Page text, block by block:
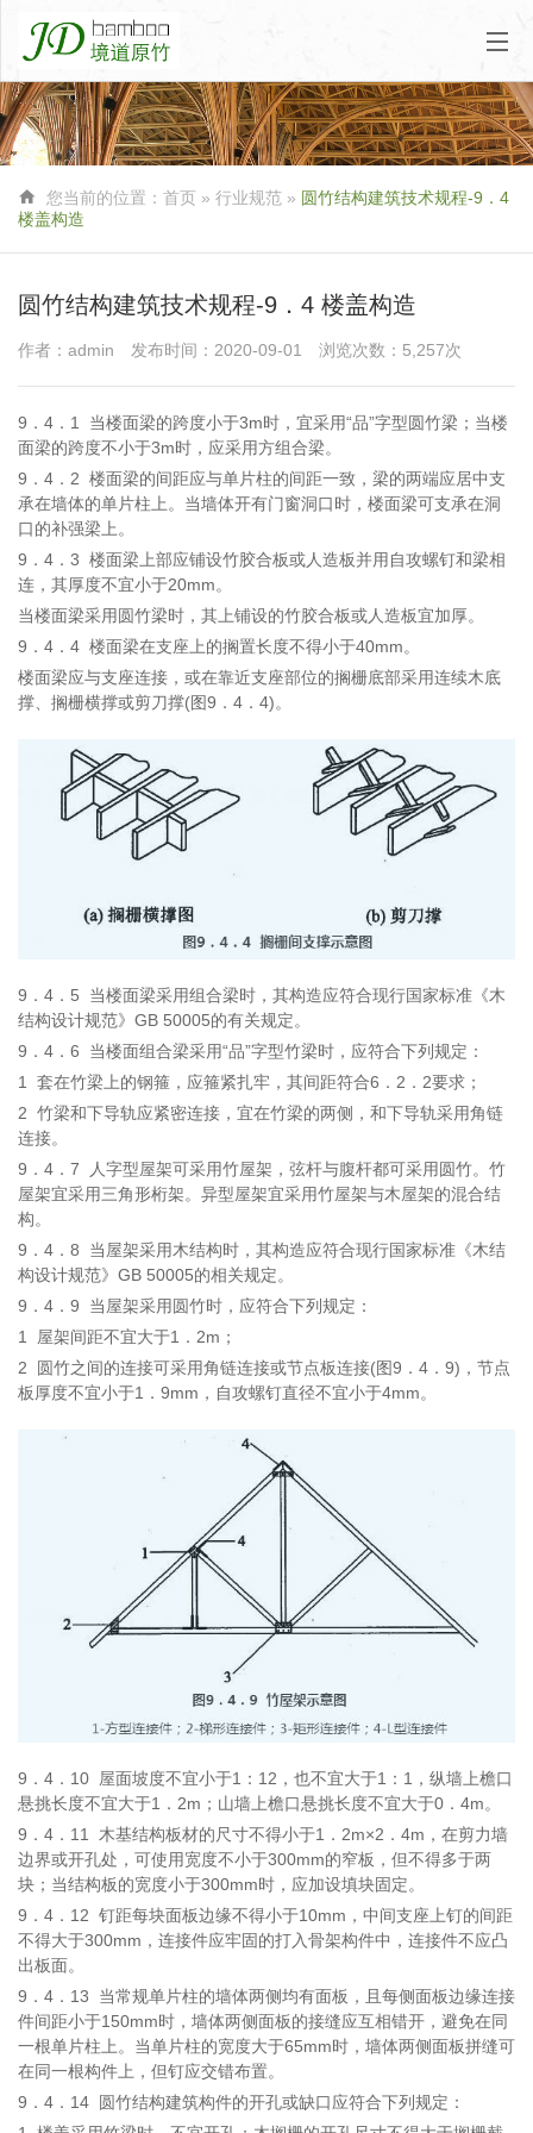
 您当前的位置： 首页 » 行业规范 » 圆竹结构建筑技术规程-9．4
楼盖构造
圆竹结构建筑技术规程-9．4 楼盖构造
作者：admin 发布时间：2020-09-01 浏览次数：5,257次
9．4．1 当楼面梁的跨度小于3m时，宜采用“品”字型圆竹梁；当楼
面梁的跨度不小于3m时，应采用方组合梁。
9．4．2 楼面梁的间距应与单片柱的间距一致，梁的两端应居中支
承在墙体的单片柱上。当墙体开有门窗洞口时，楼面梁可支承在洞
口的补强梁上。
9．4．3 楼面梁上部应铺设竹胶合板或人造板并用自攻螺钉和梁相
连，其厚度不宜小于20mm。
当楼面梁采用圆竹梁时，其上铺设的竹胶合板或人造板宜加厚。
9．4．4 楼面梁在支座上的搁置长度不得小于40mm。
楼面梁应与支座连接，或在靠近支座部位的搁栅底部采用连续木底
撑、搁栅横撑或剪刀撑(图9．4．4)。
9．4．5 当楼面梁采用组合梁时，其构造应符合现行国家标准《木
结构设计规范》GB 50005的有关规定。
9．4．6 当楼面组合梁采用“品”字型竹梁时，应符合下列规定：
1 套在竹梁上的钢箍，应箍紧扎牢，其间距符合6．2．2要求；
2 竹梁和下导轨应紧密连接，宜在竹梁的两侧，和下导轨采用角链
连接。
9．4．7
人字型屋架可采用竹屋架，弦杆与腹杆都可采用圆竹。竹
屋架宜采用三角形桁架。异型屋架宜采用竹屋架与木屋架的混合结
构。
9．4．8 当屋架采用木结构时，其构造应符合现行国家标准《木结
构设计规范》GB 50005的相关规定。
9．4．9 当屋架采用圆竹时，应符合下列规定：
1
屋架间距不宜大于1．2m；
2
圆竹之间的连接可采用角链连接或节点板连接(图9．4．9)，节点
板厚度不宜小于1．9mm，自攻螺钉直径不宜小于4mm。
9．4．10
屋面坡度不宜小于1：12，也不宜大于1：1，纵墙上檐口
悬挑长度不宜大于1．2m；山墙上檐口悬挑长度不宜大于0．4m。
9．4．11 木基结构板材的尺寸不得小于1．2m×2．4m，在剪力墙
边界或开孔处，可使用宽度不小于300mm的窄板，但不得多于两
块；当结构板的宽度小于300mm时，应加设填块固定。
9．4．12 钉距每块面板边缘不得小于10mm，中间支座上钉的间距
不得大于300mm，连接件应牢固的打入骨架构件中，连接件不应凸
出板面。
9．4．13 当常规单片柱的墙体两侧均有面板，且每侧面板边缘连接
件间距小于150mm时，墙体两侧面板的接缝应互相错开，避免在同
一根单片柱上。当单片柱的宽度大于65mm时，墙体两侧面板拼缝可
在同一根构件上，但钉应交错布置。
9．4．14 圆竹结构建筑构件的开孔或缺口应符合下列规定：